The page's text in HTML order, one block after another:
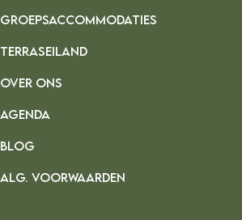
GROEPSACCOMMODATIES
TERRASEILAND
OVER ONS
AGENDA
BLOG
ALG. VOORWAARDEN